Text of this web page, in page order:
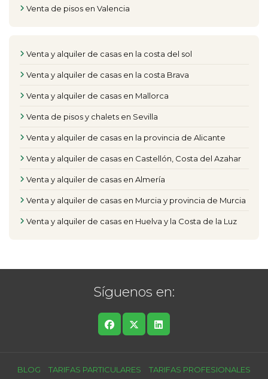
Venta de pisos en Valencia
Venta y alquiler de casas en la costa del sol
Venta y alquiler de casas en la costa Brava
Venta y alquiler de casas en Mallorca
Venta de pisos y chalets en Sevilla
Venta y alquiler de casas en la provincia de Alicante
Venta y alquiler de casas en Castellón, Costa del Azahar
Venta y alquiler de casas en Almería
Venta y alquiler de casas en Murcia y provincia de Murcia
Venta y alquiler de casas en Huelva y la Costa de la Luz
Síguenos en:
BLOG TARIFAS PARTICULARES TARIFAS PROFESIONALES